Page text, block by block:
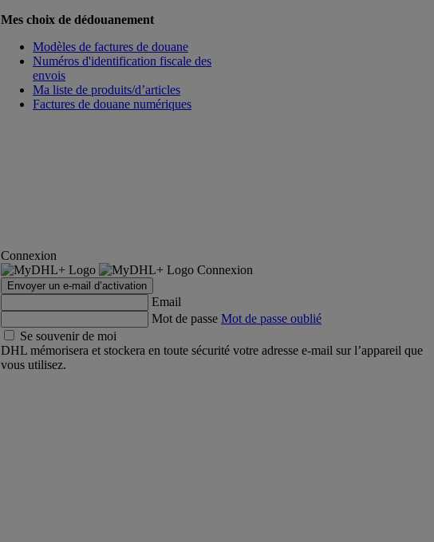
Mes choix de dédouanement
Modèles de factures de douane
Numéros d'identification fiscale des
envois
Ma liste de produits/d’articles
Factures de douane numériques
Connexion
Connexion
Envoyer un e-mail d’activation
Email
Mot de passe Mot de passe oublié
Se souvenir de moi
DHL mémorisera et stockera en toute sécurité votre adresse e-mail sur l’appareil que
vous utilisez.